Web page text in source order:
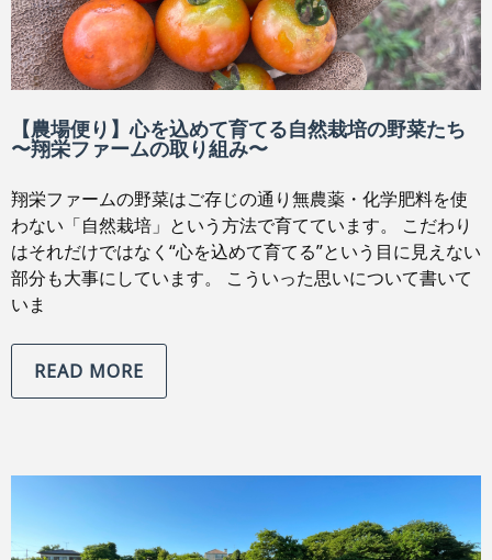
【農場便り】心を込めて育てる自然栽培の野菜たち
〜翔栄ファームの取り組み〜
翔栄ファームの野菜はご存じの通り無農薬・化学肥料を使
わない「自然栽培」という方法で育てています。 こだわり
はそれだけではなく“心を込めて育てる”という目に見えない
部分も大事にしています。 こういった思いについて書いて
いま
READ MORE